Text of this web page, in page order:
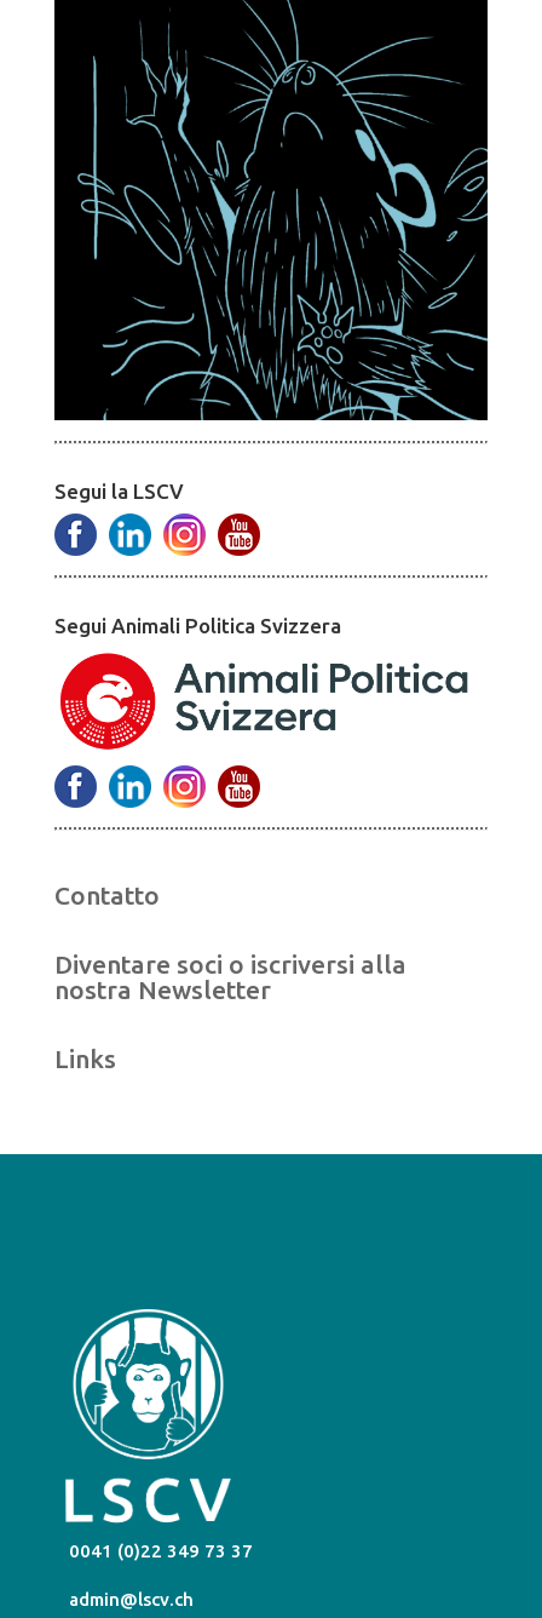
Segui la LSCV
Segui Animali Politica Svizzera
Contatto
Diventare soci o iscriversi alla
nostra Newsletter
Links
0041 (0)22 349 73 37
admin@lscv.ch